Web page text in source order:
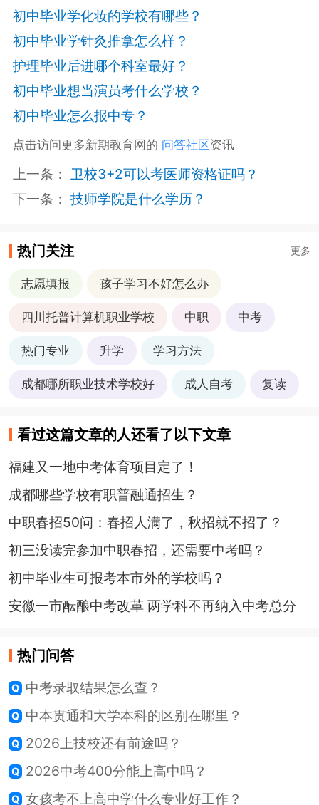
初中毕业学化妆的学校有哪些？
初中毕业学针灸推拿怎么样？
护理毕业后进哪个科室最好？
初中毕业想当演员考什么学校？
初中毕业怎么报中专？
点击访问更多新期教育网的 问答社区资讯
上一条： 卫校3+2可以考医师资格证吗？
下一条： 技师学院是什么学历？
热门关注 更多
志愿填报 孩子学习不好怎么办
四川托普计算机职业学校 中职 中考
热门专业 升学 学习方法
成都哪所职业技术学校好 成人自考 复读
看过这篇文章的人还看了以下文章
福建又一地中考体育项目定了！
成都哪些学校有职普融通招生？
中职春招50问：春招人满了，秋招就不招了？
初三没读完参加中职春招，还需要中考吗？
初中毕业生可报考本市外的学校吗？
安徽一市酝酿中考改革 两学科不再纳入中考总分
热门问答
中考录取结果怎么查？
中本贯通和大学本科的区别在哪里？
2026上技校还有前途吗？
2026中考400分能上高中吗？
女孩考不上高中学什么专业好工作？